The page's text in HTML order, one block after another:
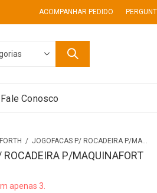
ACOMPANHAR PEDIDO
Fale Conosco
FORTH JOGOFACAS P/ ROCADEIRA P/MAQUINAFORT
ROCADEIRA P/MAQUINAFORT
apenas 3.